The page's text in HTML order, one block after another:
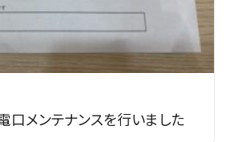
口メンテナンスを行いました